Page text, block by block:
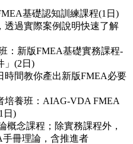
基礎認知訓練課程(1日)
透過實際案例說明快速了解
：新版FMEA基礎實務課程-
」(2日)
時間教你產出新版FMEA必要
培養班：AIAG-VDA FMEA
日)
概念課程；除實務課程外，
冊理論，含推進者